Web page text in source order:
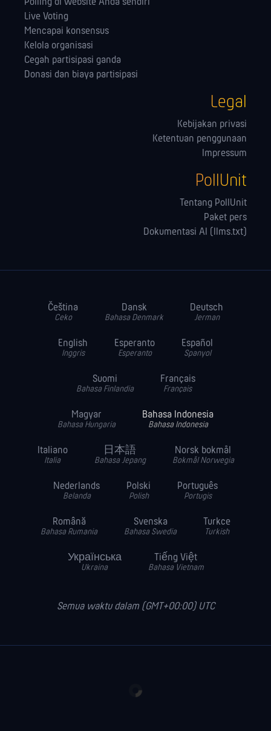
Live Voting
Mencapai konsensus
Kelola orga­nisasi
Cegah partisipasi ganda
Donasi dan biaya partisipasi
Legal
Kebijakan privasi
Ketentuan penggunaan
Impressum
PollUnit
Tentang PollUnit
Paket pers
Dokumentasi AI (llms.txt)
Čeština
Ceko
Dansk
Bahasa Denmark
Deutsch
Jerman
English
Inggris
Esperanto
Esperanto
Español
Spanyol
Suomi
Bahasa Finlandia
Français
Français
Magyar
Bahasa Hungaria
Bahasa Indonesia
Bahasa Indonesia
Italiano
Italia
日本語
Bahasa Jepang
Norsk bokmål
Bokmål Norwegia
Nederlands
Belanda
Polski
Polish
Português
Portugis
Română
Bahasa Rumania
Svenska
Bahasa Swedia
Turkce
Turkish
Українська
Ukraina
Tiếng Việt
Bahasa Vietnam
Semua waktu dalam (GMT+00:00) UTC